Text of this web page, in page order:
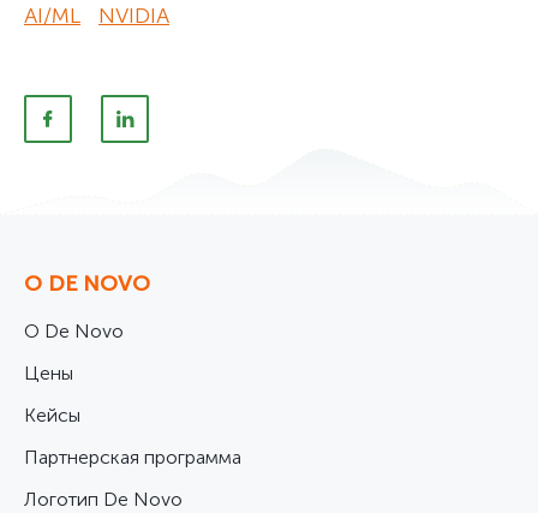
AI/ML NVIDIA
О DE NOVO
О De Novo
Цены
Кейсы
Партнерская программа
Логотип De Novo